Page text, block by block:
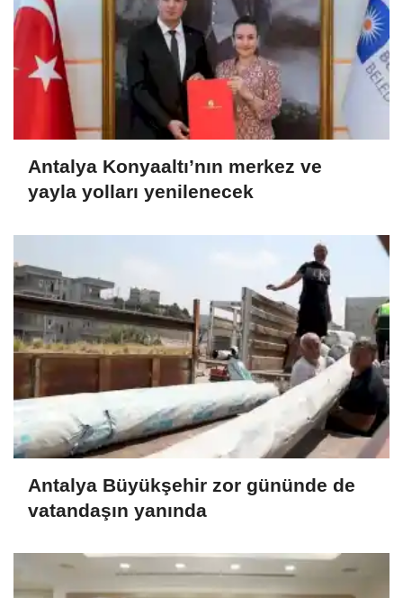
Antalya Konyaaltı’nın merkez ve
yayla yolları yenilenecek
Antalya Büyükşehir zor gününde de
vatandaşın yanında